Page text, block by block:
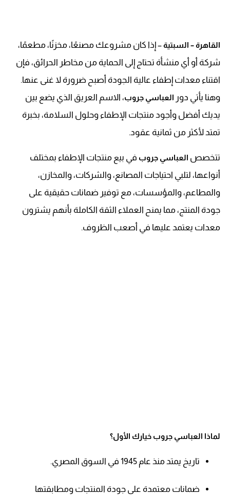
القاهرة – السبتية– إذا كان مشروعك مصنعًا، مخزنًا، مطعمًا،
شركة أو أي منشأة تحتاج إلى الحماية من مخاطر الحرائق، فإن
اقتناء معدات إطفاء عالية الجودة أصبح ضرورة لا غنى عنها.
وهنا يأتي دور العباسي جروب، الاسم العريق الذي يضع بين
يديك أفضل وأجود منتجات الإطفاء وحلول السلامة، بخبرة
تمتد لأكثر من ثمانية عقود.
تتخصص العباسي جروب في بيع منتجات الإطفاء بمختلف
أنواعها، لتلبي احتياجات المصانع، والشركات، والمخازن،
والمطاعم، والمؤسسات، مع توفير ضمانات حقيقية على
جودة المنتج، مما يمنح العملاء الثقة الكاملة بأنهم يشترون
معدات يعتمد عليها في أصعب الظروف.
لماذا العباسي جروب خيارك الأول؟
تاريخ يمتد منذ عام 1945 في السوق المصري.
ضمانات معتمدة على جودة المنتجات ومطابقتها